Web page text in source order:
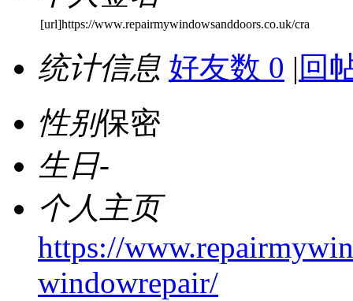
[url]https://www.repairmywindowsanddoors.co.uk/cra
统计信息 好友数 0 | 回
性别保密
生日-
个人主页
https://
windowrepair/